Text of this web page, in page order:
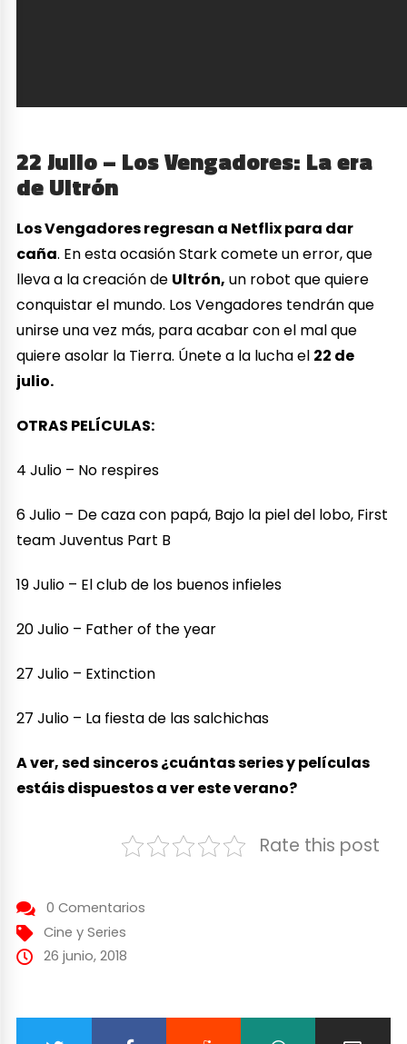
22 Julio – Los Vengadores: La era
de Ultrón
Los Vengadores regresan a Netflix para dar
caña. En esta ocasión Stark comete un error, que
lleva a la creación de Ultrón, un robot que quiere
conquistar el mundo. Los Vengadores tendrán que
unirse una vez más, para acabar con el mal que
quiere asolar la Tierra. Únete a la lucha el 22 de
julio.
OTRAS PELÍCULAS:
4 Julio – No respires
6 Julio – De caza con papá, Bajo la piel del lobo, First
team Juventus Part B
19 Julio – El club de los buenos infieles
20 Julio – Father of the year
27 Julio – Extinction
27 Julio – La fiesta de las salchichas
A ver, sed sinceros ¿cuántas series y películas
estáis dispuestos a ver este verano?
Rate this post
0 Comentarios
Cine y Series
26 junio, 2018